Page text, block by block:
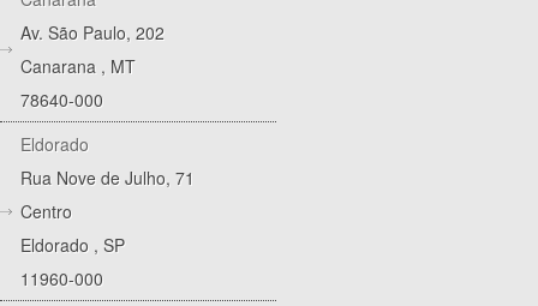
Av. São Paulo, 202
Canarana , MT
78640-000
Eldorado
Rua Nove de Julho, 71
Centro
Eldorado , SP
11960-000